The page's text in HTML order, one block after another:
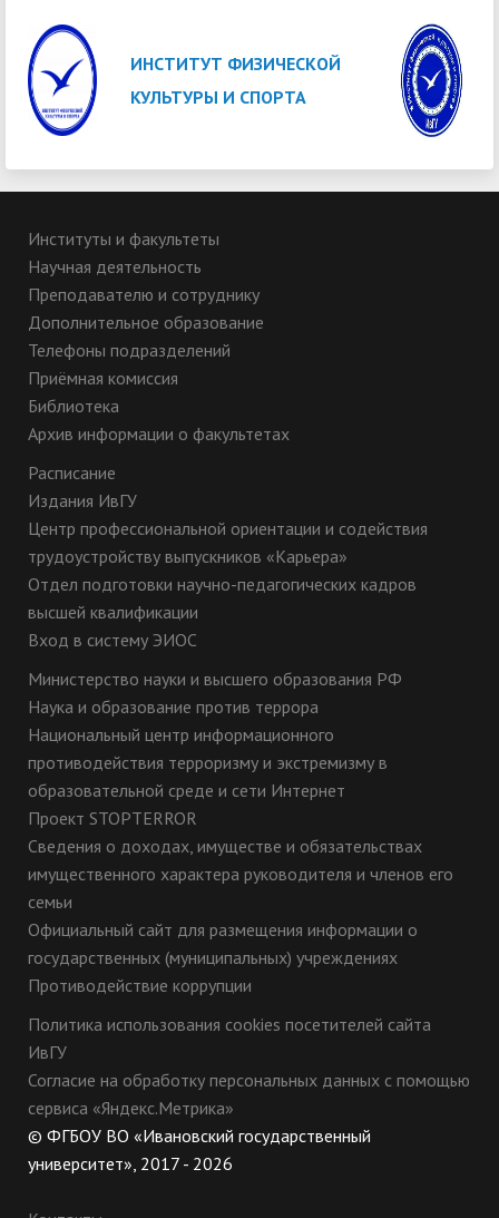
ИНСТИТУТ ФИЗИЧЕСКОЙ
КУЛЬТУРЫ И СПОРТА
Институты и факультеты
Научная деятельность
Преподавателю и сотруднику
Дополнительное образование
Телефоны подразделений
Приёмная комиссия
Библиотека
Архив информации о факультетах
Расписание
Издания ИвГУ
Центр профессиональной ориентации и содействия
трудоустройству выпускников «Карьера»
Отдел подготовки научно-педагогических кадров
высшей квалификации
Вход в систему ЭИОС
Министерство науки и высшего образования РФ
Наука и образование против террора
Национальный центр информационного
противодействия терроризму и экстремизму в
образовательной среде и сети Интернет
Проект STOPTERROR
Сведения о доходах, имуществе и обязательствах
имущественного характера руководителя и членов его
семьи
Официальный сайт для размещения информации о
государственных (муниципальных) учреждениях
Противодействие коррупции
Политика использования cookies посетителей сайта
ИвГУ
Согласие на обработку персональных данных с помощью
сервиса «Яндекс.Метрика»
© ФГБОУ ВО «Ивановский государственный
университет», 2017 - 2026